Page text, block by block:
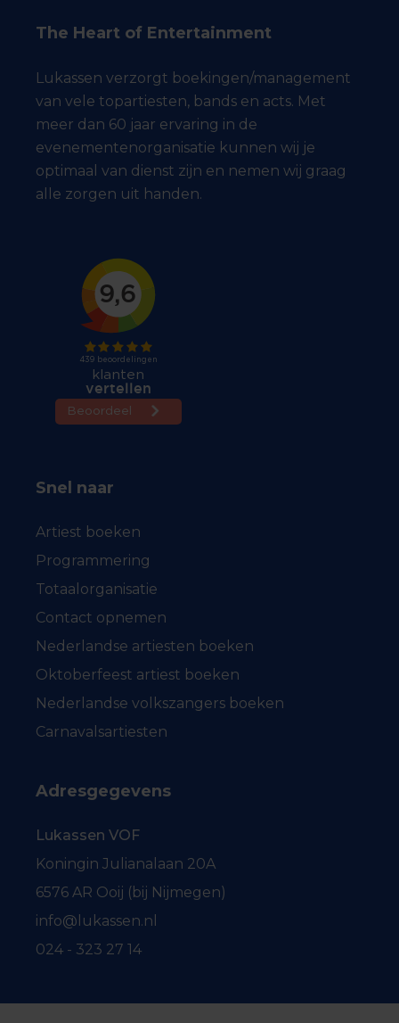
The Heart of Entertainment
Lukassen verzorgt boekingen/management
van vele topartiesten, bands en acts. Met
meer dan 60 jaar ervaring in de
evenementenorganisatie kunnen wij je
optimaal van dienst zijn en nemen wij graag
alle zorgen uit handen.
Snel naar
Artiest boeken
Programmering
Totaalorganisatie
Contact opnemen
Nederlandse artiesten boeken
Oktoberfeest artiest boeken
Nederlandse volkszangers boeken
Carnavalsartiesten
Adresgegevens
Lukassen VOF
Koningin Julianalaan 20A
6576 AR Ooij (bij Nijmegen)
info@lukassen.nl
024 - 323 27 14